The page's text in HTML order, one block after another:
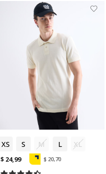
XS S M L XL
$ 24,99 $ 20,70